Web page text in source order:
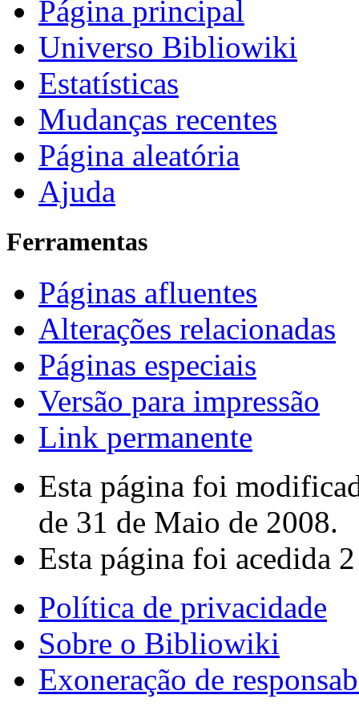
Página principal
Universo Bibliowiki
Estatísticas
Mudanças recentes
Página aleatória
Ajuda
Ferramentas
Páginas afluentes
Alterações relacionadas
Páginas especiais
Versão para impressão
Link permanente
Esta página foi
de 31 de Maio de 2008.
Esta página foi acedida
Política de privacidade
Sobre o Bibliowiki
Exoneração de